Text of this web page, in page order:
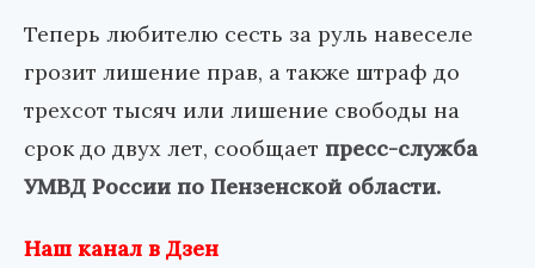
Теперь любителю сесть за руль навеселе
грозит лишение прав, а также штраф до
трехсот тысяч или лишение свободы на
срок до двух лет, сообщает пресс-служба
УМВД России по Пензенской области.
Наш канал в Дзен